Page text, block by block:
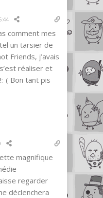
comment mes
un tarsier de
Friends, j’avais
réaliser et
( Bon tant pis
magnifique
regarder
déclenchera